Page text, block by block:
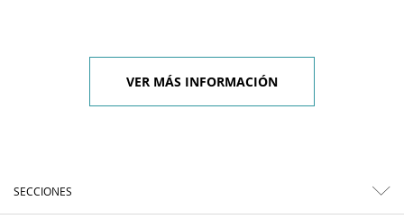
VER MÁS INFORMACIÓN
SECCIONES